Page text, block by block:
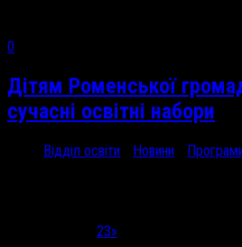
0
Дітям Роменської
сучасні освітні набори
Відділ освіти Новини
23»